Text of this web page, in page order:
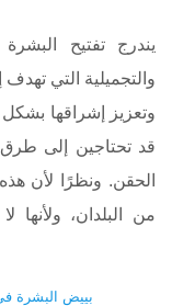
يندرج تفتيح
والتجميلية التي
وتعزيز إشراقها
قد تحتاجين إلى طرق
الحقن. ونظرًا لأن
من البلدان،
بييض البشرة